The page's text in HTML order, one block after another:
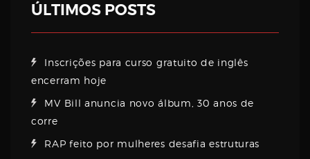
ÚLTIMOS POSTS
Inscrições para curso gratuito de inglês
encerram hoje
MV Bill anuncia novo álbum, 30 anos de
corre
RAP feito por mulheres desafia estruturas